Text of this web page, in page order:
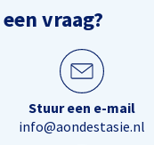
vraag?
Stuur een e-mail
info@aondestasie.nl